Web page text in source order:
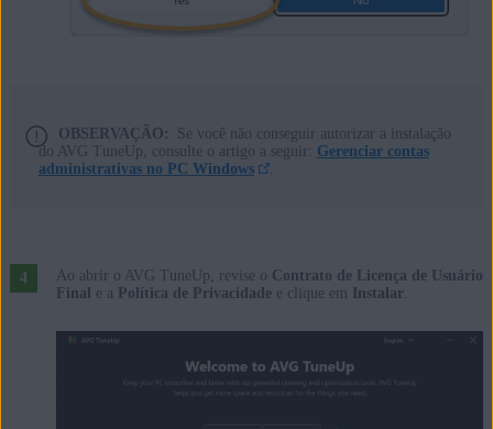
OBSERVAÇÃO:
Se você não conseguir autorizar a instalação
do AVG TuneUp, consulte o artigo a seguir: Gerenciar contas
administrativas no PC Windows
.
Ao abrir o AVG TuneUp, revise o Contrato de Licença de Usuário
Final
e a Política de Privacidadee clique em Instalar.